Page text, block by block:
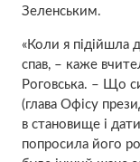
Зеленським.
«Коли я підійшла
спав, – каже
Роговська. – Що
(глава Офісу
в становище і
попросила його